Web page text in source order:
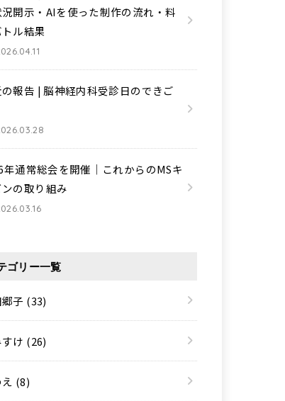
開示・AIを使った制作の流れ・料
ル結果
報告 | 脳神経内科受診日のできご
年通常総会を開催｜これからのMSキ
ンの取り組み
ゴリー一覧
子 (33)
け (26)
(8)